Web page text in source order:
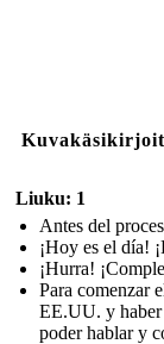
Liuku: 1
Antes del
¡Hoy es el día!
¡Hurra!
Para comenzar
EE.UU. y haber
poder hablar y